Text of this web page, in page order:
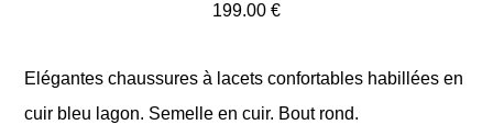
199.00 €
Elégantes chaussures à lacets confortables habillées en
cuir bleu lagon. Semelle en cuir. Bout rond.